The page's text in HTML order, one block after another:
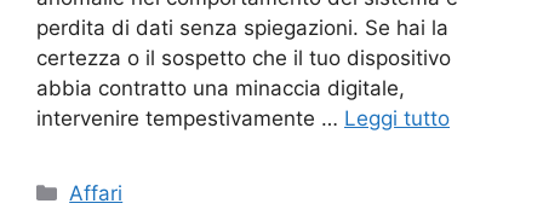
perdita di dati senza spiegazioni. Se hai la
certezza o il sospetto che il tuo dispositivo
abbia contratto una minaccia digitale,
intervenire tempestivamente … Leggi tutto
Categorie
Affari